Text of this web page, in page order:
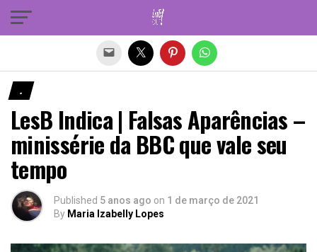
.
LesB Indica | Falsas Aparências –
minissérie da BBC que vale seu
tempo
Published 5 anos ago on 1 de março de 2021
By Maria Izabelly Lopes
Sair da versão mobile